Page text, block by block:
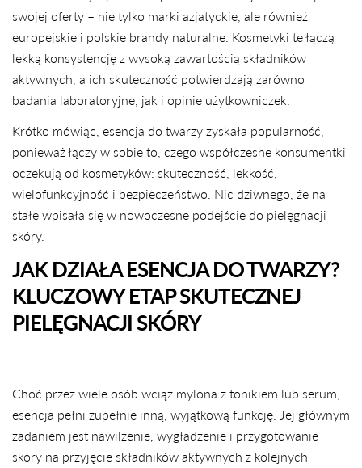
swojej oferty – nie tylko marki azjatyckie, ale również
europejskie i polskie brandy naturalne. Kosmetyki te łączą
lekką konsystencję z wysoką zawartością składników
aktywnych, a ich skuteczność potwierdzają zarówno
badania laboratoryjne, jak i opinie użytkowniczek.
Krótko mówiąc, esencja do twarzy zyskała popularność,
ponieważ łączy w sobie to, czego współczesne konsumentki
oczekują od kosmetyków: skuteczność, lekkość,
wielofunkcyjność i bezpieczeństwo. Nic dziwnego, że na
stałe wpisała się w nowoczesne podejście do pielęgnacji
skóry.
JAK DZIAŁA ESENCJA DO TWARZY?
KLUCZOWY ETAP SKUTECZNEJ
PIELĘGNACJI SKÓRY
Choć przez wiele osób wciąż mylona z tonikiem lub serum,
esencja pełni zupełnie inną, wyjątkową funkcję. Jej głównym
zadaniem jest nawilżenie, wygładzenie i przygotowanie
skóry na przyjęcie składników aktywnych z kolejnych